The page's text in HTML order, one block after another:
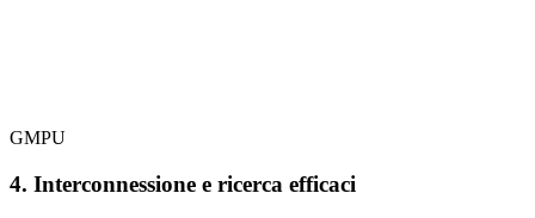
GMPU
4. Interconnessione e ricerca efficaci